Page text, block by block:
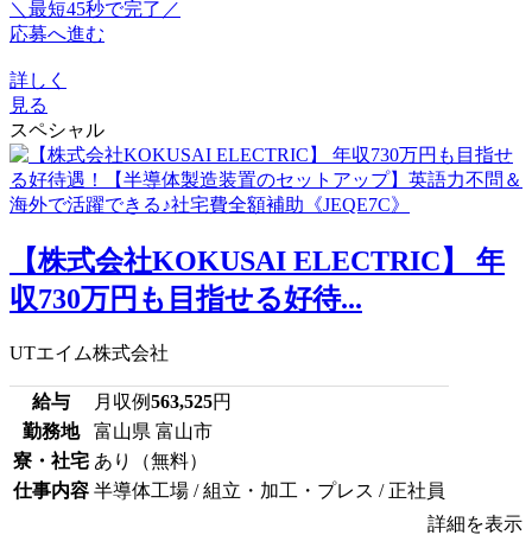
＼最短45秒で完了／
応募へ進む
詳しく
見る
スペシャル
【株式会社KOKUSAI ELECTRIC】 年
収730万円も目指せる好待...
UTエイム株式会社
給与 月収例563,525円
勤務地
富山県 富山市
寮・社宅 あり（無料）
仕事内容 半導体工場 / 組立・加工・プレス / 正社員
詳細を表示